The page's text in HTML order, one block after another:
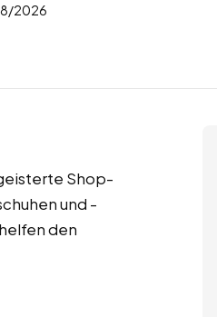
2026
Shop-
und -
den